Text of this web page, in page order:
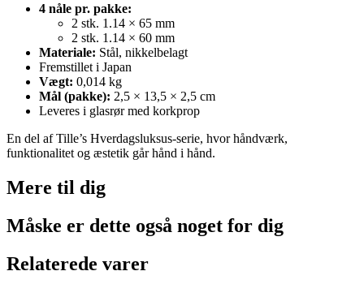
4 nåle pr. pakke:
2 stk. 1.14 × 65 mm
2 stk. 1.14 × 60 mm
Materiale: Stål, nikkelbelagt
Fremstillet i Japan
Vægt: 0,014 kg
Mål (pakke): 2,5 × 13,5 × 2,5 cm
Leveres i glasrør med korkprop
En del af Tille’s Hverdagsluksus-serie, hvor håndværk,
funktionalitet og æstetik går hånd i hånd.
Mere til dig
Måske er dette også noget for dig
Relaterede varer